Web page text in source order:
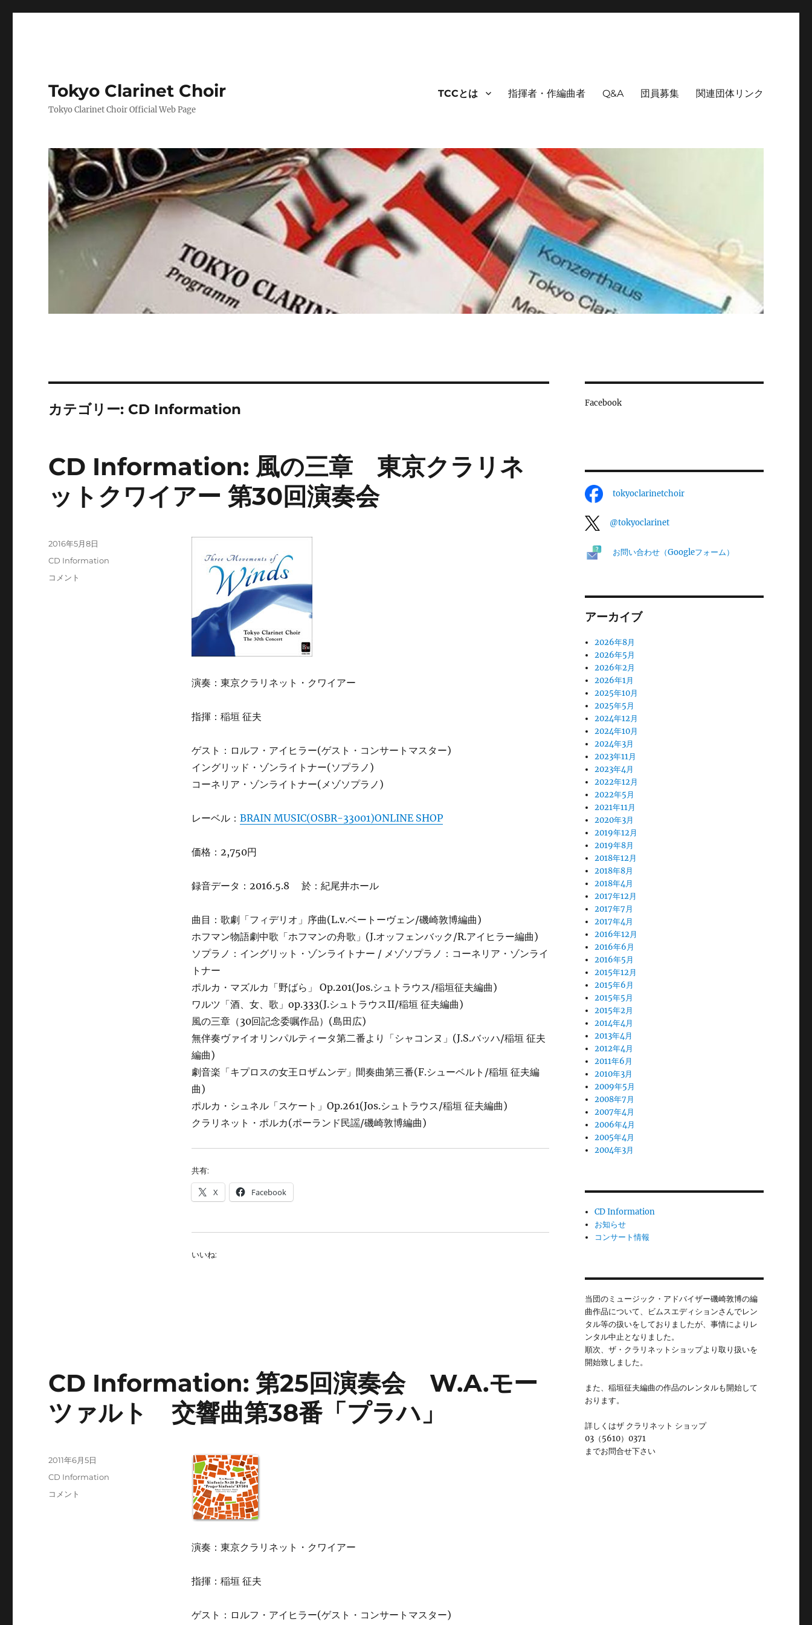
Tokyo Clarinet Choir
Tokyo Clarinet Choir Official Web Page
TCCとは 指揮者・作編曲者 Q&A 団員募集 関連団体リンク
カテゴリー: CD Information
CD Information: 風の三章 東京クラリネ
ットクワイアー 第30回演奏会
演奏：東京クラリネット・クワイアー
指揮：稲垣 征夫
ゲスト：ロルフ・アイヒラー(ゲスト・コンサートマスター)
イングリッド・ゾンライトナー(ソプラノ)
コーネリア・ゾンライトナー(メゾソプラノ)
レーベル： BRAIN MUSIC(OSBR-33001)ONLINE SHOP
価格：2,750円
録音データ：2016.5.8 於：紀尾井ホール
曲目：歌劇「フィデリオ」序曲(L.v.ベートーヴェン/磯崎敦博編曲)
ホフマン物語劇中歌「ホフマンの舟歌」(J.オッフェンバック/R.アイヒラー編曲)
ソプラノ：イングリット・ゾンライトナー / メゾソプラノ：コーネリア・ゾンライ
トナー
ポルカ・マズルカ「野ばら」 Op.201(Jos.シュトラウス/稲垣征夫編曲)
ワルツ「酒、女、歌」op.333(J.シュトラウスII/稲垣 征夫編曲)
風の三章（30回記念委嘱作品）(島田広)
無伴奏ヴァイオリンパルティータ第二番より「シャコンヌ」(J.S.バッハ/稲垣 征夫
編曲)
劇音楽「キプロスの女王ロザムンデ」間奏曲第三番(F.シューベルト/稲垣 征夫編
曲)
ポルカ・シュネル「スケート」Op.261(Jos.シュトラウス/稲垣 征夫編曲)
クラリネット・ポルカ(ポーランド民謡/磯崎敦博編曲)
共有:
X Facebook
いいね:
投
2016年5月8日
カ
CD Information
CD
コメント
CD Information: 第25回演奏会 W.A.モー
ツァルト 交響曲第38番「プラハ」
演奏：東京クラリネット・クワイアー
指揮：稲垣 征夫
ゲスト：ロルフ・アイヒラー(ゲスト・コンサートマスター)
投
2011年6月5日
カ
CD Information
CD
コメント
Facebook
tokyoclarinetchoir
@tokyoclarinet
お問い合わせ（Googleフォーム）
アーカイブ
2026年8月
2026年5月
2026年2月
2026年1月
2025年10月
2025年5月
2024年12月
2024年10月
2024年3月
2023年11月
2023年4月
2022年12月
2022年5月
2021年11月
2020年3月
2019年12月
2019年8月
2018年12月
2018年8月
2018年4月
2017年12月
2017年7月
2017年4月
2016年12月
2016年6月
2016年5月
2015年12月
2015年6月
2015年5月
2015年2月
2014年4月
2013年4月
2012年4月
2011年6月
2010年3月
2009年5月
2008年7月
2007年4月
2006年4月
2005年4月
2004年3月
CD Information
お知らせ
コンサート情報
当団のミュージック・アドバイザー磯崎敦博の編
曲作品について、ビムスエディションさんでレン
タル等の扱いをしておりましたが、事情によりレ
ンタル中止となりました。
順次、ザ・クラリネットショップより取り扱いを
開始致しました。
また、稲垣征夫編曲の作品のレンタルも開始して
おります。
詳しくはザ クラリネット ショップ
03（5610）0371
までお問合せ下さい